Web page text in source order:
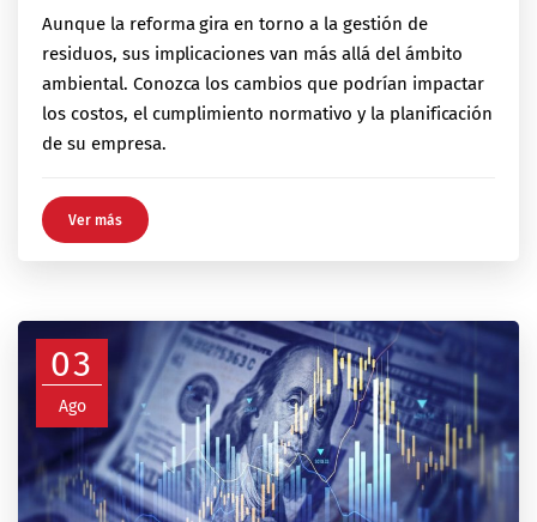
Aunque la reforma gira en torno a la gestión de
residuos, sus implicaciones van más allá del ámbito
ambiental. Conozca los cambios que podrían impactar
los costos, el cumplimiento normativo y la planificación
de su empresa.
Ver más
03
Ago